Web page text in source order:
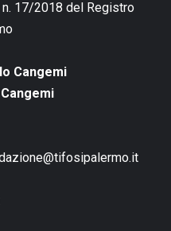
17/2018 del Registro
Cangemi